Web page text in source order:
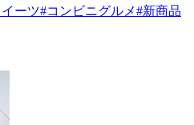
ーツ#コンビニグルメ#新商品